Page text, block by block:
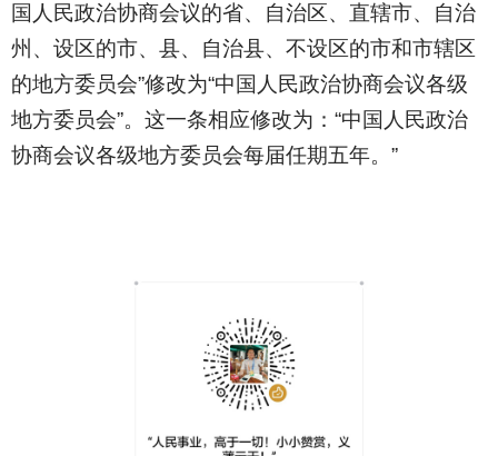
国人民政治协商会议的省、自治区、直辖市、自治
州、设区的市、县、自治县、不设区的市和市辖区
的地方委员会”修改为“中国人民政治协商会议各级
地方委员会”。这一条相应修改为：“中国人民政治
协商会议各级地方委员会每届任期五年。”